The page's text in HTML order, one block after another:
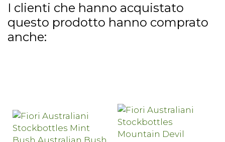
I clienti che hanno acquistato
questo prodotto hanno comprato
anche: